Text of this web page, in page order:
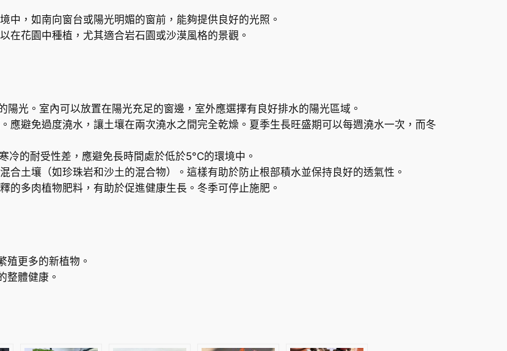
c
h
a
i
r
e
m
a
中，如南向窗台或陽光明媚的窗前，能夠提供良好的光照。
在花園中種植，尤其適合岩石園或沙漠風格的景觀。
光。室內可以放置在陽光充足的窗邊，室外應選擇有良好排水的陽光區域。
應避免過度澆水，讓土壤在兩次澆水之間完全乾燥。夏季生長旺盛期可以每週澆水一次，而冬
的耐受性差，應避免長時間處於低於5°C的環境中。
合土壤（如珍珠岩和沙土的混合物）。這樣有助於防止根部積水並保持良好的透氣性。
的多肉植物肥料，有助於促進健康生長。冬季可停止施肥。
殖更多的新植物。
整體健康。